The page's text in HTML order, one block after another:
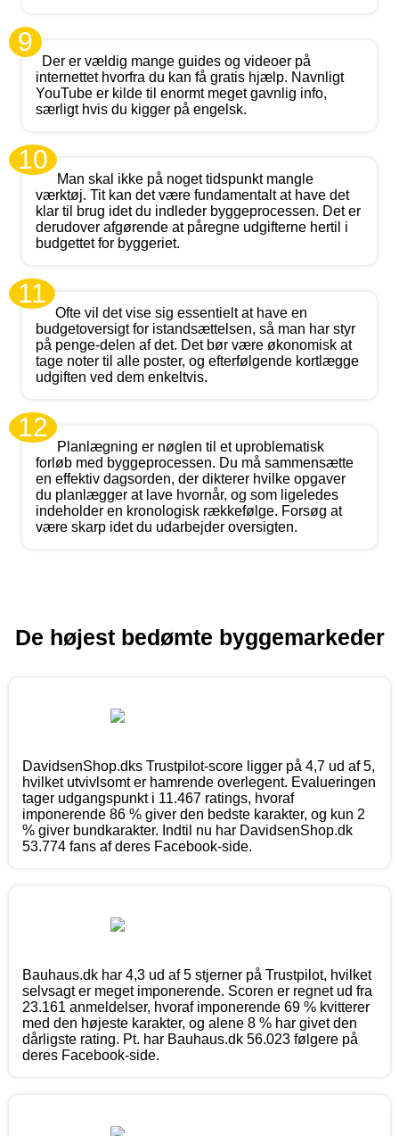
9
Der er vældig mange guides og videoer på
internettet hvorfra du kan få gratis hjælp. Navnligt
YouTube er kilde til enormt meget gavnlig info,
særligt hvis du kigger på engelsk.
10
Man skal ikke på noget tidspunkt mangle
værktøj. Tit kan det være fundamentalt at have det
klar til brug idet du indleder byggeprocessen. Det er
derudover afgørende at påregne udgifterne hertil i
budgettet for byggeriet.
11
Ofte vil det vise sig essentielt at have en
budgetoversigt for istandsættelsen, så man har styr
på penge-delen af det. Det bør være økonomisk at
tage noter til alle poster, og efterfølgende kortlægge
udgiften ved dem enkeltvis.
12
Planlægning er nøglen til et uproblematisk
forløb med byggeprocessen. Du må sammensætte
en effektiv dagsorden, der dikterer hvilke opgaver
du planlægger at lave hvornår, og som ligeledes
indeholder en kronologisk rækkefølge. Forsøg at
være skarp idet du udarbejder oversigten.
De højest bedømte byggemarkeder
DavidsenShop.dks Trustpilot-score ligger på 4,7 ud af 5,
hvilket utvivlsomt er hamrende overlegent. Evalueringen
tager udgangspunkt i 11.467 ratings, hvoraf
imponerende 86 % giver den bedste karakter, og kun 2
% giver bundkarakter. Indtil nu har DavidsenShop.dk
53.774 fans af deres Facebook-side.
Bauhaus.dk har 4,3 ud af 5 stjerner på Trustpilot, hvilket
selvsagt er meget imponerende. Scoren er regnet ud fra
23.161 anmeldelser, hvoraf imponerende 69 % kvitterer
med den højeste karakter, og alene 8 % har givet den
dårligste rating. Pt. har Bauhaus.dk 56.023 følgere på
deres Facebook-side.